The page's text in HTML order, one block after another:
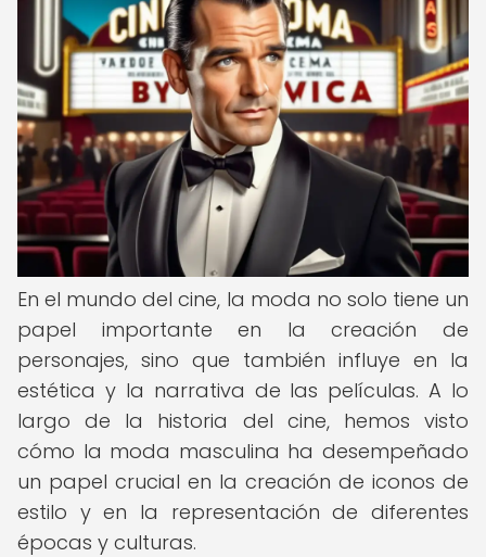
En el mundo del cine, la moda no solo tiene un
papel importante en la creación de
personajes, sino que también influye en la
estética y la narrativa de las películas. A lo
largo de la historia del cine, hemos visto
cómo la moda masculina ha desempeñado
un papel crucial en la creación de iconos de
estilo y en la representación de diferentes
épocas y culturas.